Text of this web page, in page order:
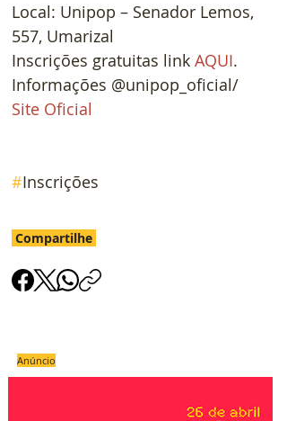
Local: Unipop – Senador Lemos,
557, Umarizal
Inscrições gratuitas link AQUI.
Informações @unipop_oficial/
Site Oficial
#Inscrições
Compartilhe
Anúncio